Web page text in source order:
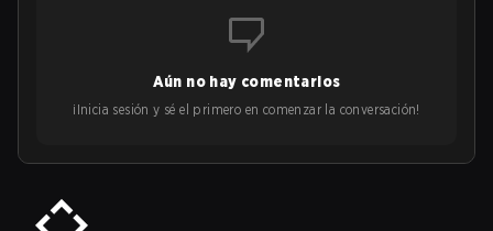
Aún no hay comentarios
¡Inicia sesión y sé el primero en comenzar la conversación!